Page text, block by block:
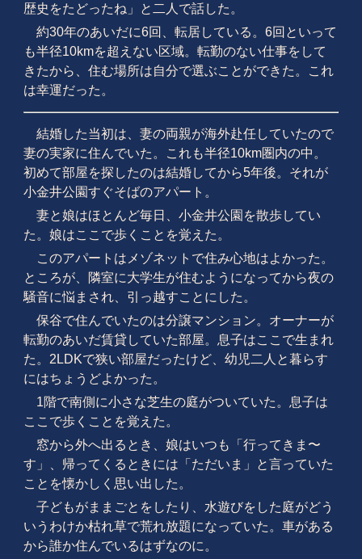
歴史をたどったね」と二人で話した。
約30年のあいだに6回、転居している。6回といって
も半径10kmを超えない区域。転勤のない仕事をして
きたから、住む場所は自分で選ぶことができた。これ
は幸運だった。
結婚した当初は、妻の両親が海外赴任していたので
妻の実家に住んでいた。これも半径10km圏内の中。
初めて部屋を探したのは結婚してから5年後。それが
小金井公園すぐそばのアパート。
妻と娘はほとんど毎日、小金井公園を散歩してい
た。娘はここで歩くことを覚えた。
このアパートはメゾネットで住み心地はよかった。
ところが、隣室に大学生が住むようになってから夜の
騒音に悩まされ、引っ越すことにした。
保谷で住んでいたのは分譲マンション。オーナーが
転勤のあいだ賃貸していた部屋。息子はここで生まれ
た。2LDKで狭い部屋だったけど、幼児二人と暮らす
にはちょうどよかった。
1階で南側に小さな芝生の庭がついていた。息子は
ここで歩くことを覚えた。
窓から外へ出るとき、娘はいつも「行ってきま〜
す」、帰ってくるときには「ただいま」と言っていた
ことを懐かしく思い出した。
子どもがままごとをしたり、水遊びをした庭がどう
いうわけか枯れ草で荒れ放題になっていた。車がある
から誰か住んでいるはずなのに。